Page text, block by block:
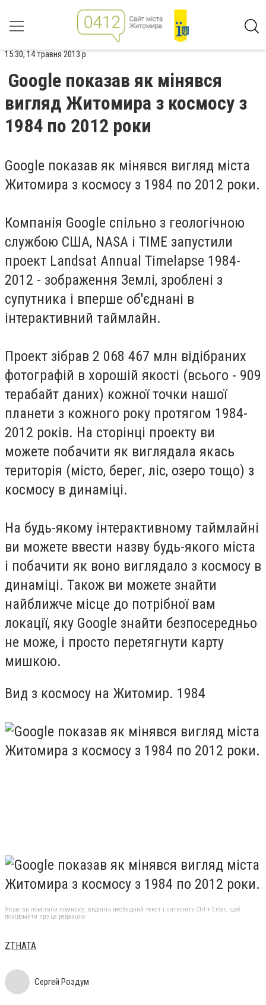
15:30, 14 травня 2013 р.
Google показав як мінявся
вигляд Житомира з космосу з
1984 по 2012 роки
Google показав як мінявся вигляд міста
Житомира з космосу з 1984 по 2012 роки.
Компанія Google спільно з геологічною
службою США, NASA і TIME запустили
проект Landsat Annual Timelapse 1984-
2012 - зображення Землі, зроблені з
супутника і вперше об'єднані в
інтерактивний таймлайн.
Проект зібрав 2 068 467 млн відібраних
фотографій в хорошій якості (всього - 909
терабайт даних) кожної точки нашої
планети з кожного року протягом 1984-
2012 років. На сторінці проекту ви
можете побачити як виглядала якась
територія (місто, берег, ліс, озеро тощо) з
космосу в динаміці.
На будь-якому інтерактивному таймлайні
ви можете ввести назву будь-якого міста
і побачити як воно виглядало з космосу в
динаміці. Також ви можете знайти
найближче місце до потрібної вам
локації, яку Google знайти безпосередньо
не може, і просто перетягнути карту
мишкою.
Вид з космосу на Житомир. 1984
Якщо ви помітили помилку, виділіть необхідний текст і натисніть Ctrl + Enter, щоб
повідомити про це редакцію
ZTHATA
Сергей Роздум